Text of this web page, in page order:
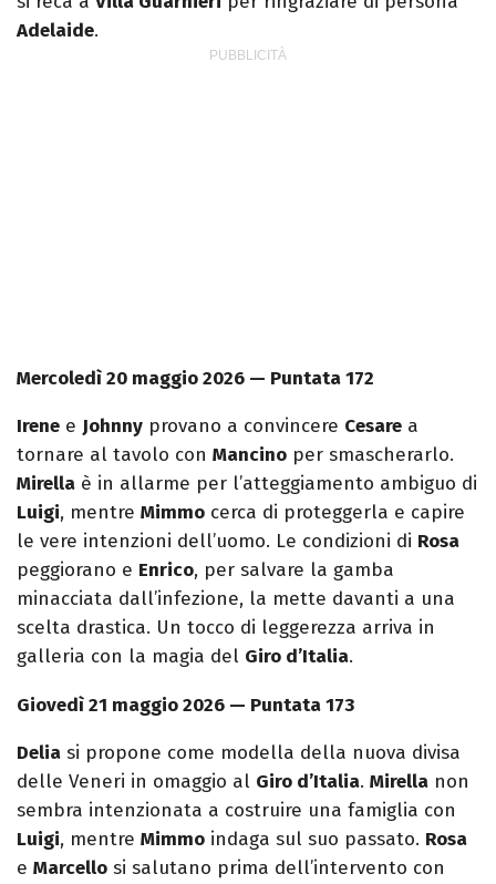
Adelaide.
Mercoledì 20 maggio 2026 — Puntata 172
Irene e Johnny provano a convincere Cesare a
tornare al tavolo con Mancino per smascherarlo.
Mirella è in allarme per l’atteggiamento ambiguo di
Luigi, mentre Mimmo cerca di proteggerla e capire
le vere intenzioni dell’uomo. Le condizioni di Rosa
peggiorano e Enrico, per salvare la gamba
minacciata dall’infezione, la mette davanti a una
scelta drastica. Un tocco di leggerezza arriva in
galleria con la magia del Giro d’Italia.
Giovedì 21 maggio 2026 — Puntata 173
Delia si propone come modella della nuova divisa
delle Veneri in omaggio al Giro d’Italia. Mirella non
sembra intenzionata a costruire una famiglia con
Luigi, mentre Mimmo indaga sul suo passato. Rosa
e Marcello si salutano prima dell’intervento con